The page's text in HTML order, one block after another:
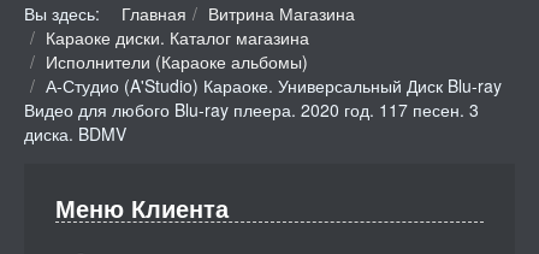
Вы здесь: Главная
Витрина Магазина
Караоке диски. Каталог магазина
Исполнители (Караоке альбомы)
А-Студио (A'Studio) Караоке. Универсальный Диск Blu-ray
Видео для любого Blu-ray плеера. 2020 год. 117 песен. 3
диска. BDMV
Меню Клиента